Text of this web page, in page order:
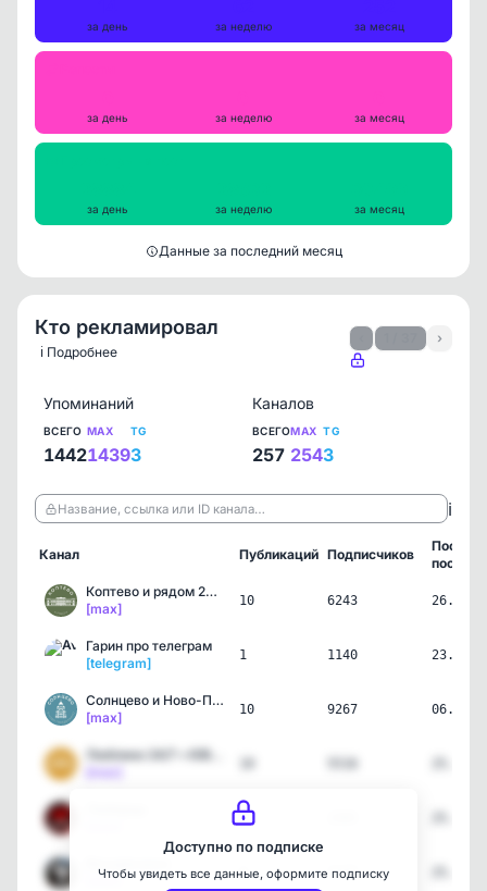
за день за неделю за месяц
за день за неделю за месяц
за день за неделю за месяц
Данные за последний месяц
Кто рекламировал
ℹ️ Подробнее
›
Упоминаний
ВСЕГО
1442
MAX
1439
TG
3
Каналов
ВСЕГО
257
MAX
254
TG
3
Название, ссылка или ID канала… ℹ️
Канал Публикаций Подписчиков
пост
Коптево и рядом 24/7 • С…
[max]
10 6243
Гарин про телеграм
[telegram]
1 1140
Солнцево и Ново-Переделк…
[max]
10 9267
4
[max]
4 2137
Доступно по подписке
Чтобы увидеть все данные, оформите подписку